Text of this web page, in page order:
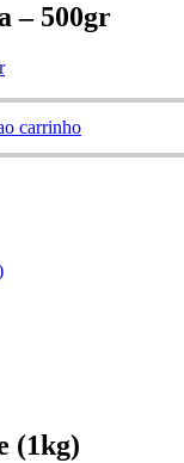
– 500gr
carrinho
(1kg)